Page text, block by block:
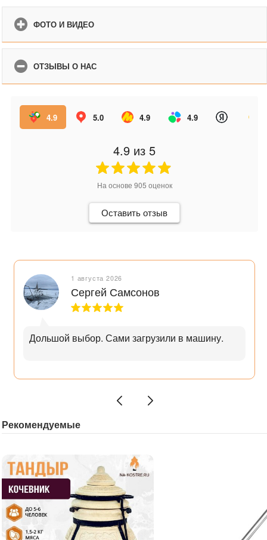
природное антипригарное покрытие;
высокая теплопроводность;
идеальное распределение тепла по всей поверхности посуды;
возможность использования минимального количества масла;
подходит для всех типов плит и печей.
ФОТО И ВИДЕО
ОТЗЫВЫ О НАС
4.9 5.0 4.9 4.9
4.9 из 5
На основе 905 оценок
Оставить отзыв
1 августа 2026
Сергей Самсонов
Дольшой выбор. Сами загрузили в машину.
Рекомендуемые